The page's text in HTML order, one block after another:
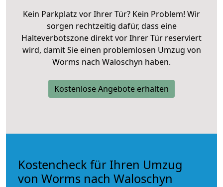
Kein Parkplatz vor Ihrer Tür? Kein Problem! Wir
sorgen rechtzeitig dafür, dass eine
Halteverbotszone direkt vor Ihrer Tür reserviert
wird, damit Sie einen problemlosen Umzug von
Worms nach Waloschyn haben.
Kostenlose Angebote erhalten
Kostencheck für Ihren Umzug
von Worms nach Waloschyn